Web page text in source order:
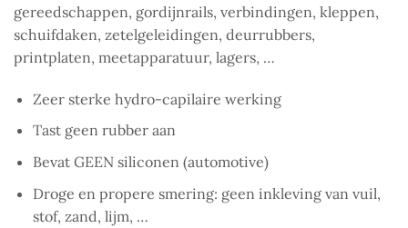
gereedschappen, gordijnrails, verbindingen, kleppen,
schuifdaken, zetelgeleidingen, deurrubbers,
printplaten, meetapparatuur, lagers, …
Zeer sterke hydro-capilaire werking
Tast geen rubber aan
Bevat GEEN siliconen (automotive)
Droge en propere smering: geen inkleving van vuil,
stof, zand, lijm, …